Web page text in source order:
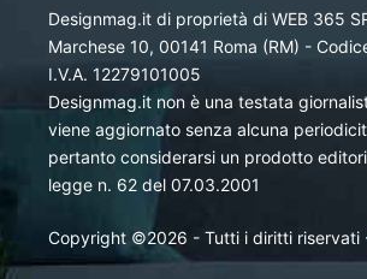
Designmag.it di proprietà di WEB 365
Marchese 10, 00141 Roma (RM) -
I.V.A. 12279101005
Designmag.it non è una testata
viene aggiornato senza alcuna
pertanto considerarsi un prodotto
legge n. 62 del 07.03.2001
Copyright ©2026 - Tutti i diritti riservati